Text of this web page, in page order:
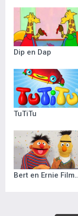
Dip en Dap
TuTiTu
Bert en